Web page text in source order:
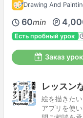
Drawing And
60min
Есть пробный урок
Заказ
レッスン
絵を描きた
アプリを使